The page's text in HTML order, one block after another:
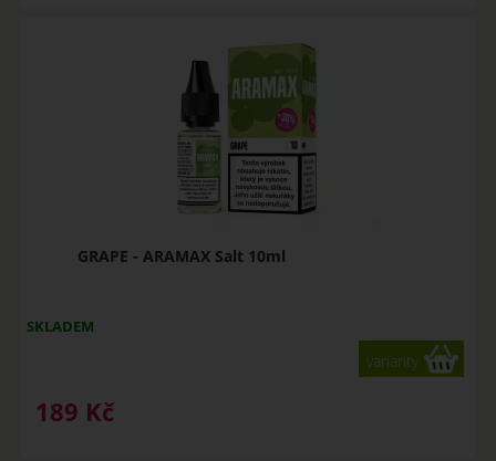
GRAPE - ARAMAX Salt 10ml
SKLADEM
varianty
189 Kč